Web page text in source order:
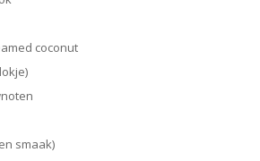
coconut
smaak)